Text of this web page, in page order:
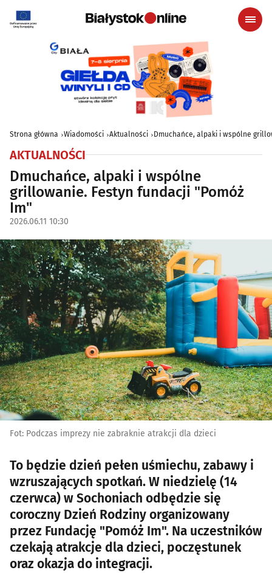
Strona główna Wiadomości Aktualności Dmuchańce, alpaki i wspólne
AKTUALNOŚCI
Dmuchańce, alpaki i wspólne
grillowanie. Festyn fundacji "Pomóż
Im"
2026.06.11 10:30
Fot: Podczas imprezy nie zabraknie atrakcji dla dzieci
To będzie dzień pełen uśmiechu, zabawy i
wzruszających spotkań. W niedzielę (14
czerwca) w Sochoniach odbędzie się
coroczny Dzień Rodziny organizowany
przez Fundację "Pomóż Im". Na uczestników
czekają atrakcje dla dzieci, poczęstunek
oraz okazja do integracji.